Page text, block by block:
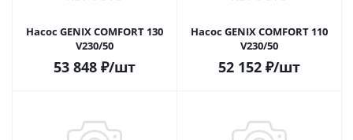
Насос GENIX COMFORT 130
V230/50
53 848 ₽/шт
Насос GENIX COMFORT 110
V230/50
52 152 ₽/шт